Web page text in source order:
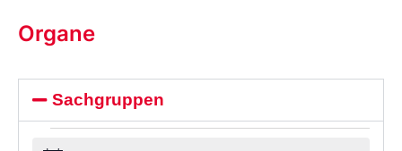
Organe
Sachgruppen